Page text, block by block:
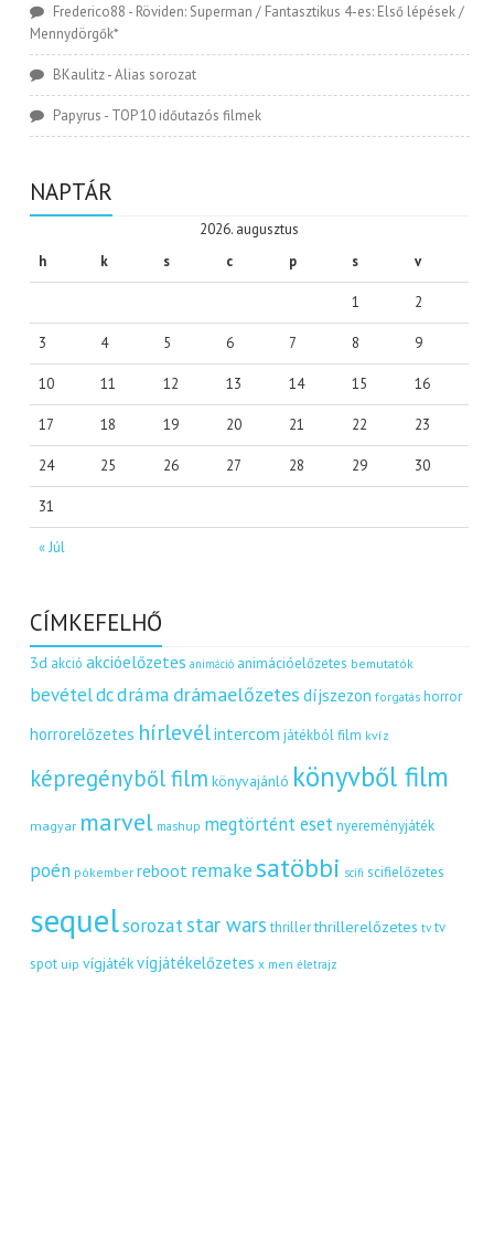
Frederico88 - Röviden: Superman / Fantasztikus 4-es: Első lépések /
Mennydörgők*
BKaulitz-Alias sorozat
Papyrus - TOP 10 időutazós filmek
NAPTÁR
2026. augusztus
h
k s c p s v
« Júl
1 2
3 4 5 6 7 8 9
10 11 12 13 14 15 16
17 18 19 20 21 22 23
24 25 26 27 28 29 30
31
CÍMKEFELHŐ
3d akció akcióelőzetes animáció animációelőzetes bemutatók
bevételdcdráma drámaelőzetes díjszezon forgatás horror
horrorelőzetes hírlevélintercom játékból film kvíz
képregényből film könyvajánló könyvből film
magyar marvel mashup megtörtént eset nyereményjáték
poén pókember reboot remakesatöbbi scifi scifielőzetes
sequelsorozat star wars thriller thrillerelőzetes tv tv
spot uip vígjátékvígjátékelőzetes x men életrajz